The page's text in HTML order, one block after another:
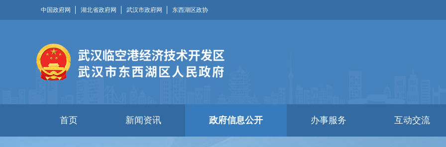
中国政府网 湖北省政府网 武汉市政府网 东西湖区政协
首页 新闻资讯 政府信息公开 办事服务 互动交流